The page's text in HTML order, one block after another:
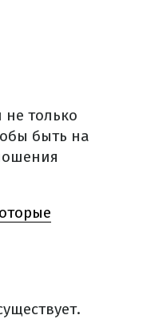
не только
быть на